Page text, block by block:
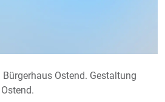
Ostend. Gestaltung